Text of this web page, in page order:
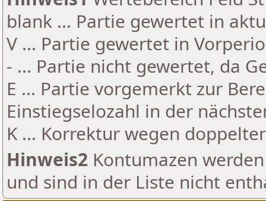
blank ... Partie gewertet in
V ... Partie gewertet in
- ... Partie nicht gewertet, da
E ... Partie vorgemerkt zur
Einstiegselozahl in der
K ... Korrektur wegen
Hinweis2 Kontumazen
und sind in der Liste nicht